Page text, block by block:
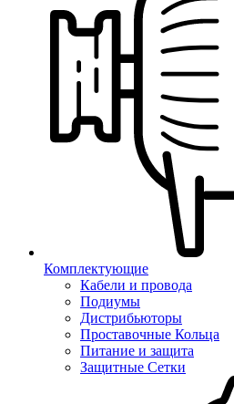
Комплектующие
Кабели и провода
Подиумы
Дистрибьюторы
Проставочные Кольца
Питание и защита
Защитные Сетки